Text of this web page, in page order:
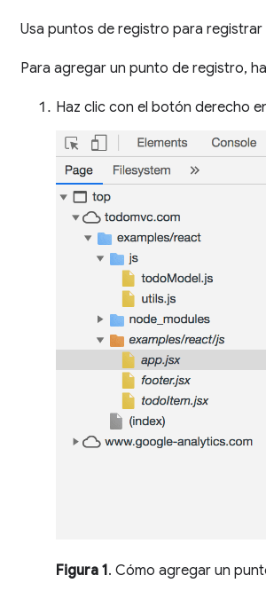
Usa puntos de registro para
Para agregar un punto de registro,
Haz clic con el botón derecho
Figura 1. Cómo agregar un